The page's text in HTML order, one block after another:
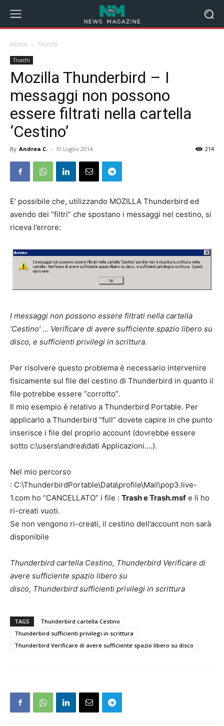
Home Trucchi
Trucchi
Mozilla Thunderbird – I
messaggi non possono
essere filtrati nella cartella
‘Cestino’
By Andrea C. - 10 Luglio 2014 214
E’ possibile che, utilizzando MOZILLA Thunderbird ed
avendo dei “filtri” che spostano i messaggi nel cestino, si
riceva l’errore:
I messaggi non possono essere filtrati nella cartella
‘Cestino’ … Verificare di avere sufficiente spazio libero su
disco, e sufficienti privilegi in scrittura.
Per risolvere questo problema è necessario intervenire
fisicamente sul file del cestino di Thunderbird in quanto il
file potrebbe essere “corrotto”.
Il mio esempio è relativo a Thunderbird Portable. Per
applicarlo a Thunderbird “full” dovete capire in che punto
inserisce i file del proprio account (dovrebbe essere
sotto c:\users\andrea\dati Applicazioni….).
Nel mio percorso
: C:\ThunderbirdPortable\Data\profile\Mail\pop3.live-
1.com ho “CANCELLATO” i file : Trash e Trash.msf e li ho
ri-creati vuoti.
Se non vengono ri-creati, il cestino dell’account non sarà
disponibile
Thunderbird cartella Cestino, Thunderbird Verificare di
avere sufficiente spazio libero su
disco, Thunderbird sufficienti privilegi in scrittura
TAGS
Thunderbird cartella Cestino
Thunderbird sufficienti privilegi in scrittura
Thunderbird Verificare di avere sufficiente spazio libero su disco